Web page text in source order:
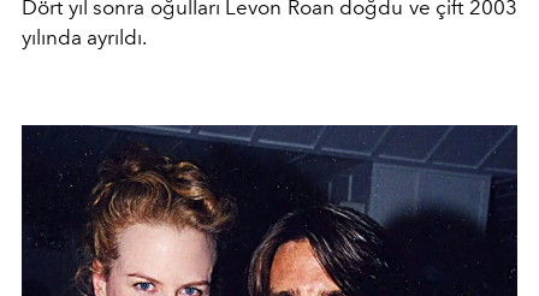
Dört yıl sonra oğulları Levon Roan doğdu ve çift 2003
yılında ayrıldı.